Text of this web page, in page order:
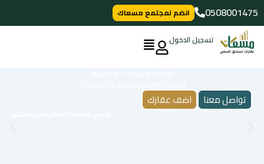
تخطي
إلى
المحتوى
0508001475
انضم لمجتمع مسعاك
تسجيل الدخول
تواصل معنا اضف عقارك